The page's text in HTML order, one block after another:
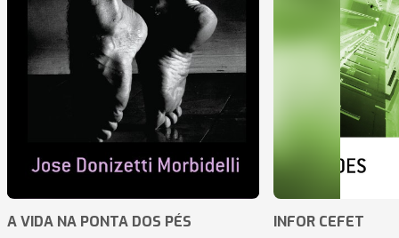
A VIDA NA PONTA DOS PÉS INFOR CEFET